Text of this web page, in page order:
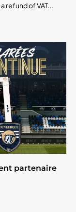
refund of VAT...
partenaire